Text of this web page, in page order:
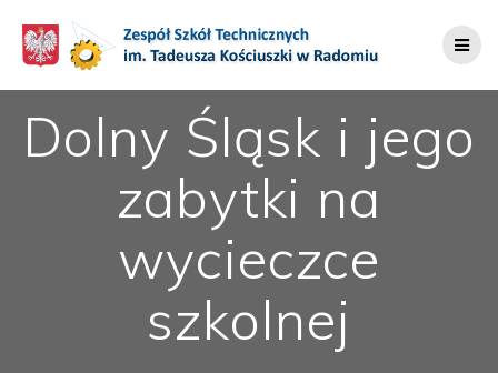
do
treści
Dolny Śląsk i jego
zabytki na
wycieczce
szkolnej